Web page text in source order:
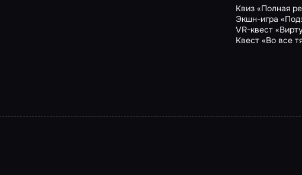
Квиз «Полная
Экшн-игра
VR-квест
Квест «Во все